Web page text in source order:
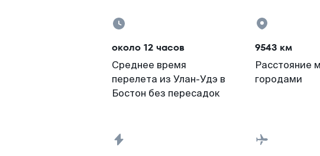
около 12 часов
Среднее время
перелета из Улан-Удэ в
Бостон без пересадок
9543 км
Расстояние
городами